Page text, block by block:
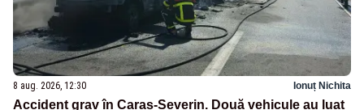
8 aug. 2026, 12:30 Ionuț Nichita
Accident grav în Caraș-Severin. Două vehicule au luat